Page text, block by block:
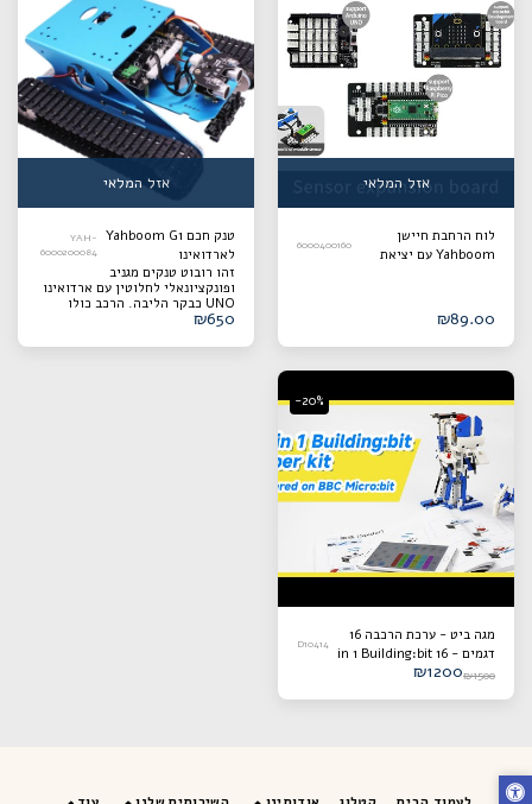
אזל המלאי
לוח הרחבת חיישן
Yahboom עם יציאת
Micro:bit Arduino
Raspberry Pi Pico
6000400160
₪89.00
אזל המלאי
טנק חכם Yahboom G1
לארדואינו
YAH-
6000200084
זהו רובוט טנקים מגניב
ופונקציונאלי לחלוטין עם ארדואינו
UNO כבקר הליבה. הרכב כולו
מאמץ מסגרת סגסוגת אלומיניום
הרכיבים מחוברים באמצעות עמוד
בקרי ליבה: Arduino UNO ו-
₪650
-20%
מגה ביט - ערכת הרכבה 16
דגמים - 16 in 1 Building:bit
Super kit Programmable
D10414
₪1500
₪1200